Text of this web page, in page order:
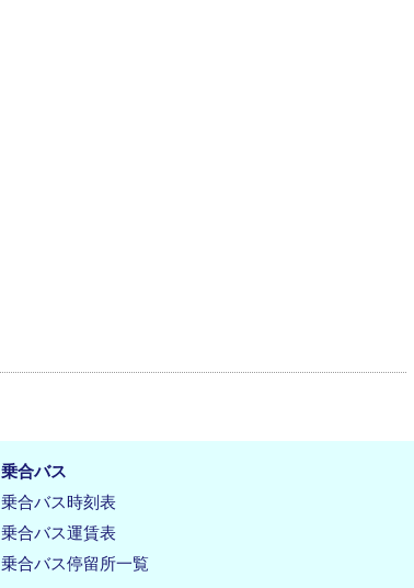
乗合バス
乗合バス時刻表
乗合バス運賃表
乗合バス停留所一覧